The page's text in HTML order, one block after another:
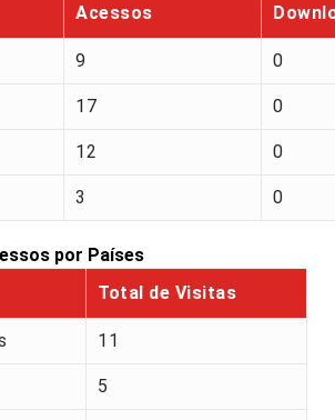
Acessos
9 0
17 0
12 0
3 0
por Países
Total de Visitas
11
5